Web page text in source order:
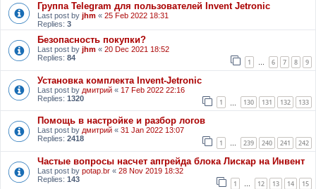
Группа Telegram для пользователей Invent Jetronic
Last post by jhm « 25 Feb 2022 18:31
Replies: 3
Безопасность покупки?
Last post by jhm « 20 Dec 2021 18:52
Replies: 84 1 … 6 7 8 9
Установка комплекта Invent-Jetronic
Last post by дмитрий « 17 Feb 2022 22:16
Replies: 1320 1 130 131 132 133
Помощь в настройке и разбор логов
Last post by дмитрий « 31 Jan 2022 13:07
Replies: 2418 1 … 239 240 241 242
Частые вопросы насчет апгрейда блока Лискар на Инвент
Last post by potap.br « 28 Nov 2019 18:32
Replies: 143 1 … 12 13 14 15